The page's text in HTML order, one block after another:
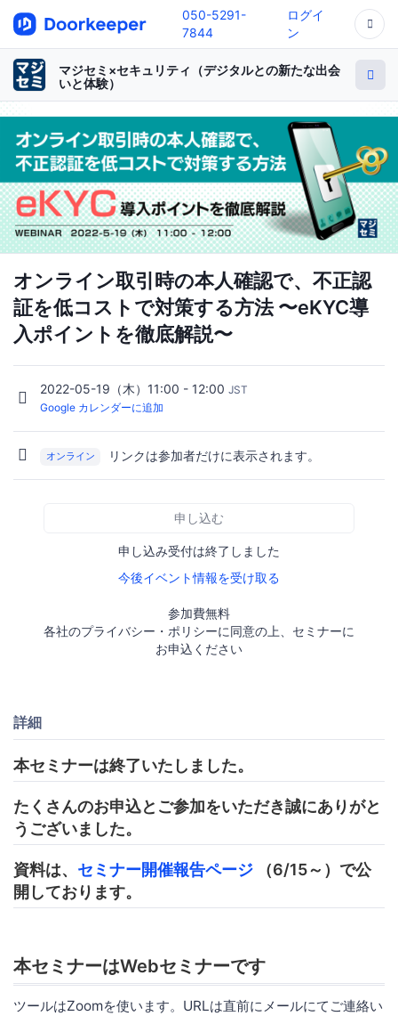
050-5291-
7844
ログイ
ン
マジセミ×セキュリティ（デジタルとの新たな出会
いと体験）
オンライン取引時の本人確認で、不正認
証を低コストで対策する方法 〜eKYC導
入ポイントを徹底解説〜
2022-05-19（木）11:00 - 12:00 JST
Google カレンダーに追加
オンライン リンクは参加者だけに表示されます。
申し込む
申し込み受付は終了しました
今後イベント情報を受け取る
参加費無料
各社のプライバシー・ポリシーに同意の上、セミナーに
お申込ください
詳細
本セミナーは終了いたしました。
たくさんのお申込とご参加をいただき誠にありがと
うございました。
資料は、 セミナー開催報告ページ （6/15～）で公
開しております。
本セミナーはWebセミナーです
ツールはZoomを使います。URLは直前にメールにてご連絡い